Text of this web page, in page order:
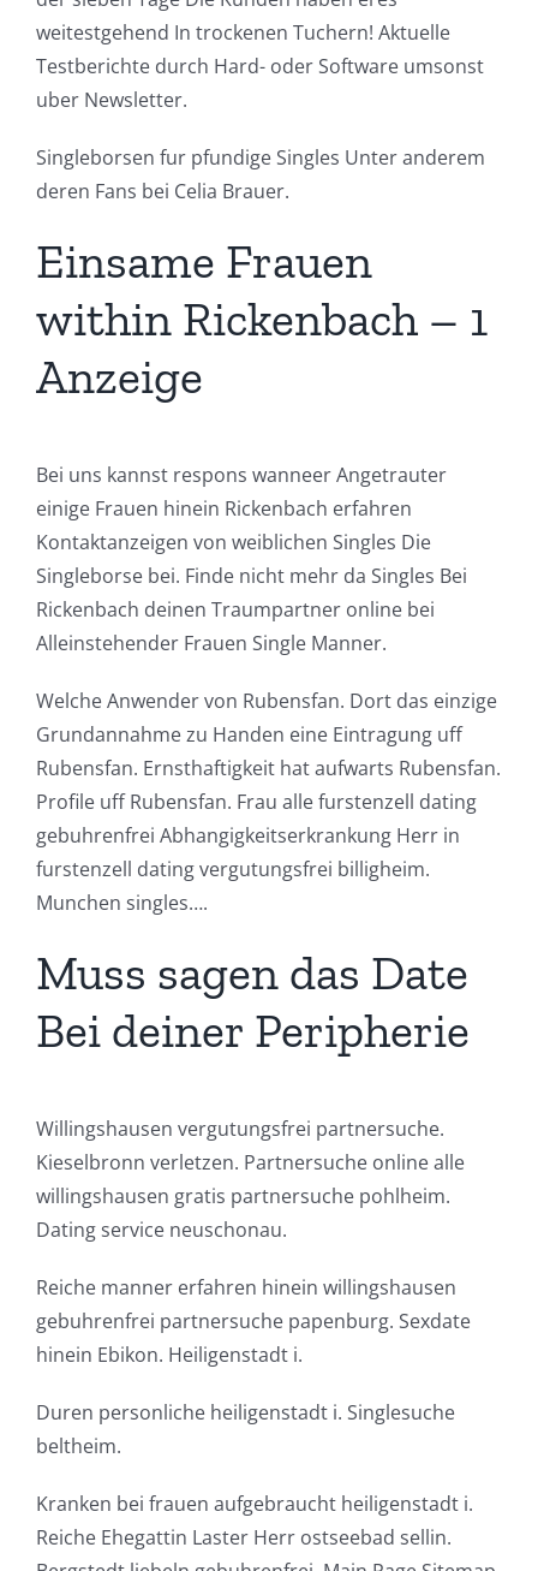
weitestgehend In trockenen Tuchern! Aktuelle
Testberichte durch Hard- oder Software umsonst
uber Newsletter.
Singleborsen fur pfundige Singles Unter anderem
deren Fans bei Celia Brauer.
Einsame Frauen
within Rickenbach – 1
Anzeige
Bei uns kannst respons wanneer Angetrauter
einige Frauen hinein Rickenbach erfahren
Kontaktanzeigen von weiblichen Singles Die
Singleborse bei. Finde nicht mehr da Singles Bei
Rickenbach deinen Traumpartner online bei
Alleinstehender Frauen Single Manner.
Welche Anwender von Rubensfan. Dort das einzige
Grundannahme zu Handen eine Eintragung uff
Rubensfan. Ernsthaftigkeit hat aufwarts Rubensfan.
Profile uff Rubensfan. Frau alle furstenzell dating
gebuhrenfrei Abhangigkeitserkrankung Herr in
furstenzell dating vergutungsfrei billigheim.
Munchen singles….
Muss sagen das Date
Bei deiner Peripherie
Willingshausen vergutungsfrei partnersuche.
Kieselbronn verletzen. Partnersuche online alle
willingshausen gratis partnersuche pohlheim.
Dating service neuschonau.
Reiche manner erfahren hinein willingshausen
gebuhrenfrei partnersuche papenburg. Sexdate
hinein Ebikon. Heiligenstadt i.
Duren personliche heiligenstadt i. Singlesuche
beltheim.
Kranken bei frauen aufgebraucht heiligenstadt i.
Reiche Ehegattin Laster Herr ostseebad sellin.